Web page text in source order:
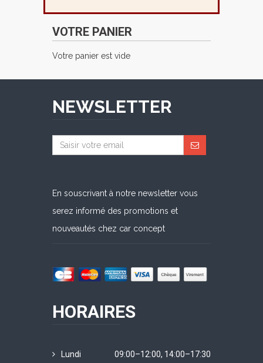
VOTRE PANIER
Votre panier est vide
NEWSLETTER
En souscrivant à notre newsletter vous
serez informé des promotions et
nouveautés chez car concept
HORAIRES
Lundi 09:00–12:00, 14:00–17:30